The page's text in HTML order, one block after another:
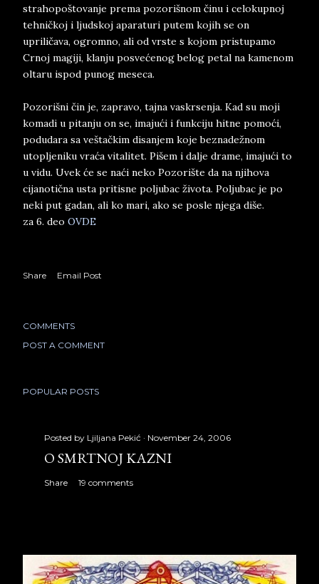
strahopoštovanje prema pozorišnom činu i celokupnoj
tehničkoj i ljudskoj aparaturi putem kojih se on
upriličava, ogromno, ali od vrste s kojom pristupamo
Crnoj magiji, klanju posvećenog belog petal na kamenom
oltaru ispod punog meseca.
Pozorišni čin je, zapravo, tajna vaskrsenja. Kad su moji
komadi u pitanju on se, imajući i funkciju hitne pomoći,
podudara sa veštačkim disanjem koje beznadežnom
utopljeniku vraća vitalitet. Pišem i dalje drame, imajući to
u vidu. Uvek će se naći neko Pozorište da na njihova
cijanotična usta pritisne poljubac života. Poljubac je po
neki put gadan, ali ko mari, ako se posle njega diše.
za 6. deo OVDE
Share Email Post
COMMENTS
POST A COMMENT
POPULAR POSTS
Posted by Ljiljana Pekić November 24, 2006
O SMRTNOJ KAZNI
Share 19 comments